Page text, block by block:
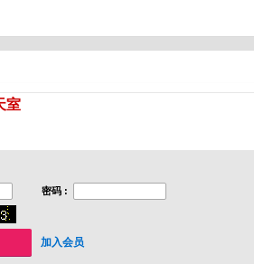
室
密码 :
加入会员